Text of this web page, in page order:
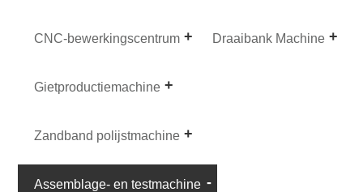
CNC-bewerkingscentrum Draaibank Machine
Gietproductiemachine
Zandband polijstmachine
Assemblage- en testmachine